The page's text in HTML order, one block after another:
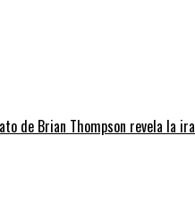
de Brian Thompson revela la